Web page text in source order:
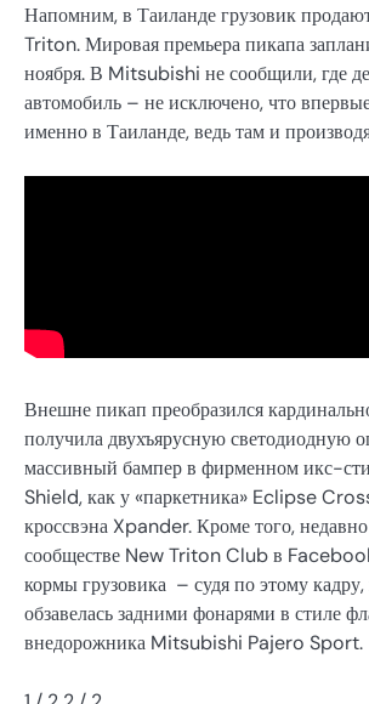
Напомним, в Таиланде грузовик
Triton. Мировая премьера пикапа
ноября. В Mitsubishi не сообщили, где
автомобиль – не исключено, что
именно в Таиланде, ведь там и
Внешне пикап преобразился
получила двухъярусную светодиодную
массивный бампер в фирменном икс-
Shield, как у «паркетника» Eclipse
кроссвэна Xpander. Кроме того,
сообществе New Triton Club в
кормы грузовика – судя по этому
обзавелась задними фонарями в стиле
внедорожника Mitsubishi Pajero Sport.